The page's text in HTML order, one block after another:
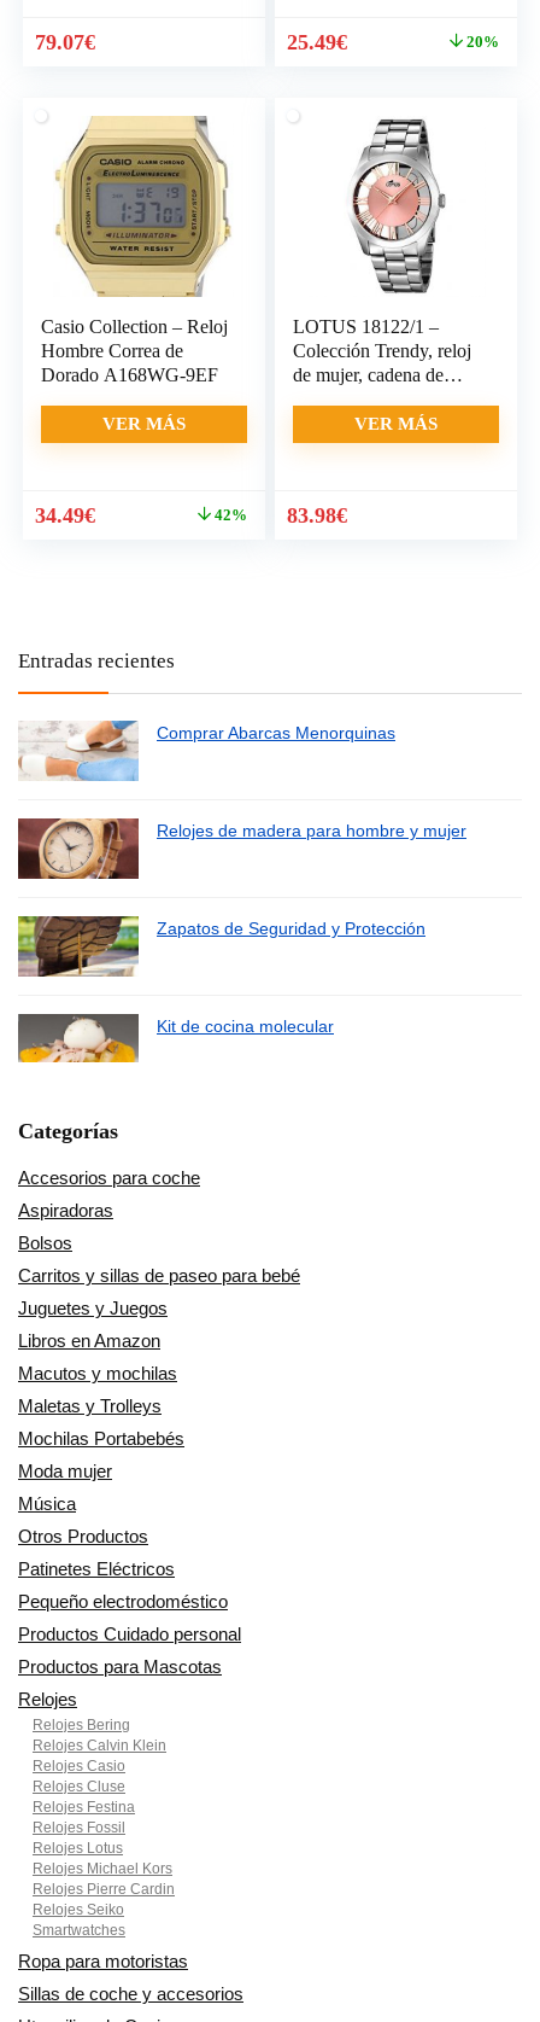
79.07€
El
era:
25.49€El
25.49€.
20%
Casio Collection – Reloj
Hombre Correa de
Dorado A168WG-9EF
VER MÁS
El
34.49€El
42%
LOTUS 18122/1 –
Colección Trendy, reloj
de mujer, cadena de
VER MÁS
83.98€
Entradas recientes
Comprar Abarcas Menorquinas
Relojes de madera para hombre y mujer
Zapatos de Seguridad y Protección
Kit de cocina molecular
Categorías
Accesorios para coche
Aspiradoras
Bolsos
Carritos y sillas de paseo para bebé
Juguetes y Juegos
Libros en Amazon
Macutos y mochilas
Maletas y Trolleys
Mochilas Portabebés
Moda mujer
Música
Otros Productos
Patinetes Eléctricos
Pequeño electrodoméstico
Productos Cuidado personal
Productos para Mascotas
Relojes
Relojes Bering
Relojes Calvin Klein
Relojes Casio
Relojes Cluse
Relojes Festina
Relojes Fossil
Relojes Lotus
Relojes Michael Kors
Relojes Pierre Cardin
Relojes Seiko
Smartwatches
Ropa para motoristas
Sillas de coche y accesorios